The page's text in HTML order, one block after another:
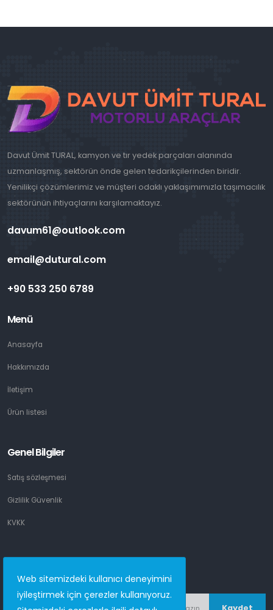
Davut Ümit TURAL, kamyon ve tır yedek parçaları alanında
uzmanlaşmış, sektörün önde gelen tedarikçilerinden biridir.
Yenilikçi çözümlerimiz ve müşteri odaklı yaklaşımımızla taşımacılık
sektörünün ihtiyaçlarını karşılamaktayız.
davum61@outlook.com
email@dutural.com
+90 533 250 6789
Menü
Anasayfa
Hakkımızda
İletişim
Ürün listesi
Genel Bilgiler
Satış sözleşmesi
Gizlilik Güvenlik
KVKK
Email listesi
Kaydet
Web sitemizdeki kullanıcı deneyimini
iyileştirmek için çerezler kullanıyoruz.